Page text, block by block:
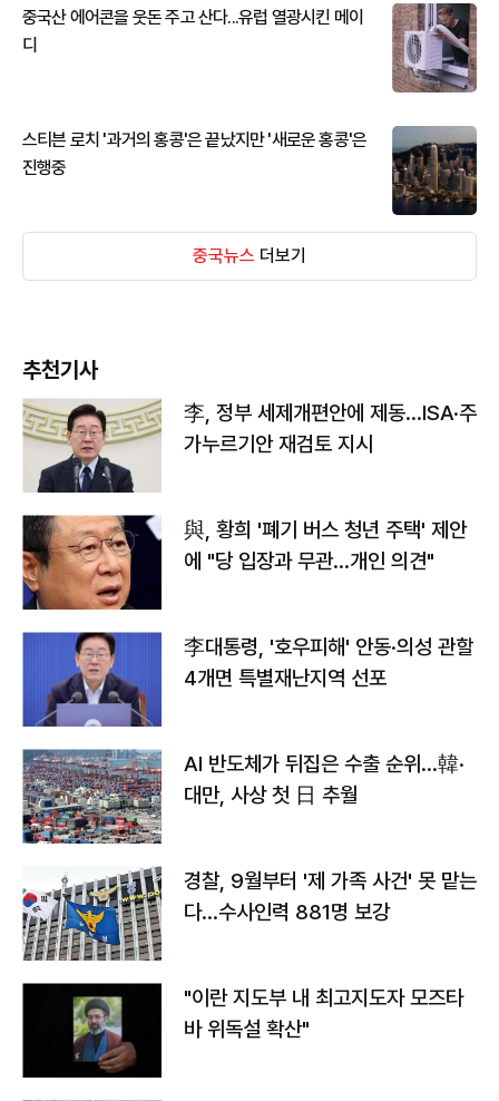
중국산 에어콘을 웃돈 주고 산다...유럽 열광시킨 메이
디
스티븐 로치 '과거의 홍콩'은 끝났지만 '새로운 홍콩'은
진행중
중국뉴스 더보기
추천기사
李, 정부 세제개편안에 제동…ISA·주
가누르기안 재검토 지시
與, 황희 '폐기 버스 청년 주택' 제안
에 "당 입장과 무관…개인 의견"
李대통령, '호우피해' 안동·의성 관할
4개면 특별재난지역 선포
AI 반도체가 뒤집은 수출 순위…韓·
대만, 사상 첫 日 추월
경찰, 9월부터 '제 가족 사건' 못 맡는
다…수사인력 881명 보강
"이란 지도부 내 최고지도자 모즈타
바 위독설 확산"